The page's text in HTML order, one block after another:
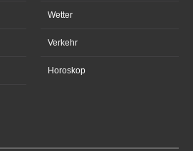
Wetter
Verkehr
Horoskop